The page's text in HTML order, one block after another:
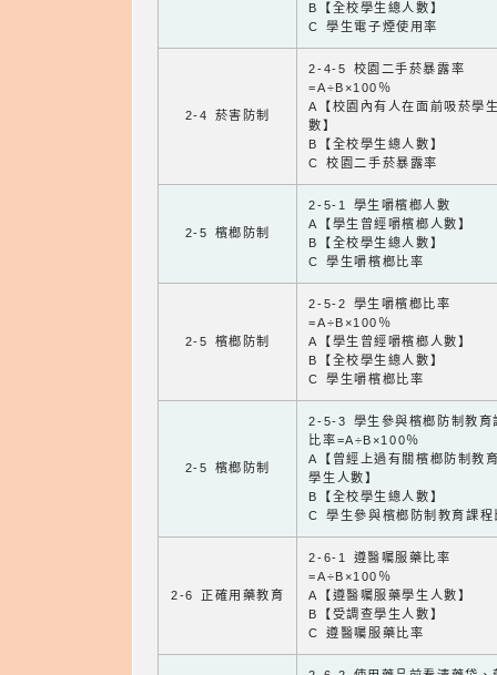
B【全校學生總人數】
C 學生電子煙使用率
2-4 菸害防制
2-4-5 校園二手菸暴露率
=A÷B×100％
A【校園內有人在面前吸菸學
數】
B【全校學生總人數】
C 校園二手菸暴露率
2-5 檳榔防制
2-5-1 學生嚼檳榔人數
A【學生曾經嚼檳榔人數】
B【全校學生總人數】
C 學生嚼檳榔比率
2-5 檳榔防制
2-5-2 學生嚼檳榔比率
=A÷B×100％
A【學生曾經嚼檳榔人數】
B【全校學生總人數】
C 學生嚼檳榔比率
2-5 檳榔防制
2-5-3 學生參與檳榔防制教育
比率=A÷B×100％
A【曾經上過有關檳榔防制教
學生人數】
B【全校學生總人數】
C 學生參與檳榔防制教育課程
2-6 正確用藥教育
2-6-1 遵醫囑服藥比率
=A÷B×100％
A【遵醫囑服藥學生人數】
B【受調查學生人數】
C 遵醫囑服藥比率